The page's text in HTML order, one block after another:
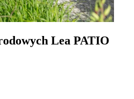
Lea PATIO